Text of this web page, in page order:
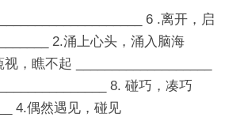
6 .离开，启
2.涌上心头，涌入脑海
视，瞧不起 ___________________
8. 碰巧，凑巧
4.偶然遇见，碰见